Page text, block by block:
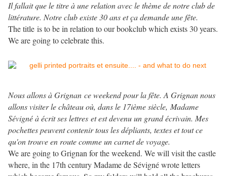
Il fallait que le titre à une relation avec le thème de notre club de
littérature. Notre club existe 30 ans et ça demande une fête.
The title is to be in relation to our bookclub which exists 30 years.
We are going to celebrate this.
Nous allons à Grignan ce weekend pour la fête. A Grignan nous
allons visiter le château où, dans le 17ièmesiècle, Madame
Sévigné à écrit ses lettres et est devenu un grand écrivain. Mes
pochettes peuvent contenir tous les dépliants, textes et tout ce
qu'on trouve en route comme un carnet de voyage.
We are going to Grignan for the weekend. We will visit the castle
where, in the 17th century Madame de Sévigné wrote letters